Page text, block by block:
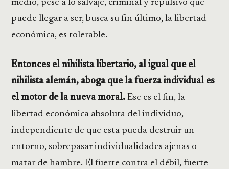
medio, pese a lo salvaje, criminal y repulsivo que
puede llegar a ser, busca su fin último, la libertad
económica, es tolerable.
Entonces el nihilista libertario, al igual que el
nihilista alemán, aboga que la fuerza individual es
el motor de la nueva moral. Ese es el fin, la
libertad económica absoluta del individuo,
independiente de que esta pueda destruir un
entorno, sobrepasar individualidades ajenas o
matar de hambre. El fuerte contra el débil, fuerte